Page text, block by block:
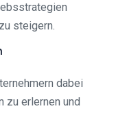
steigern.
dabei
zu erlernen und